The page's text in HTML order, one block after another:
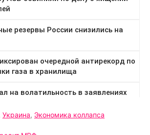
Украина, Экономика коллапса